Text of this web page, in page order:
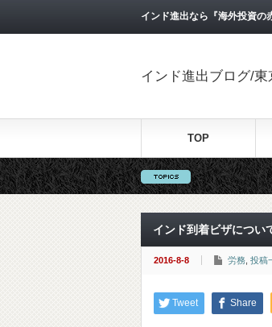
インド進出なら『海外投資の
インド進出ブログ/
TOP
インド到着ビザについ
2016-8-8 労務 投稿
Tweet Share